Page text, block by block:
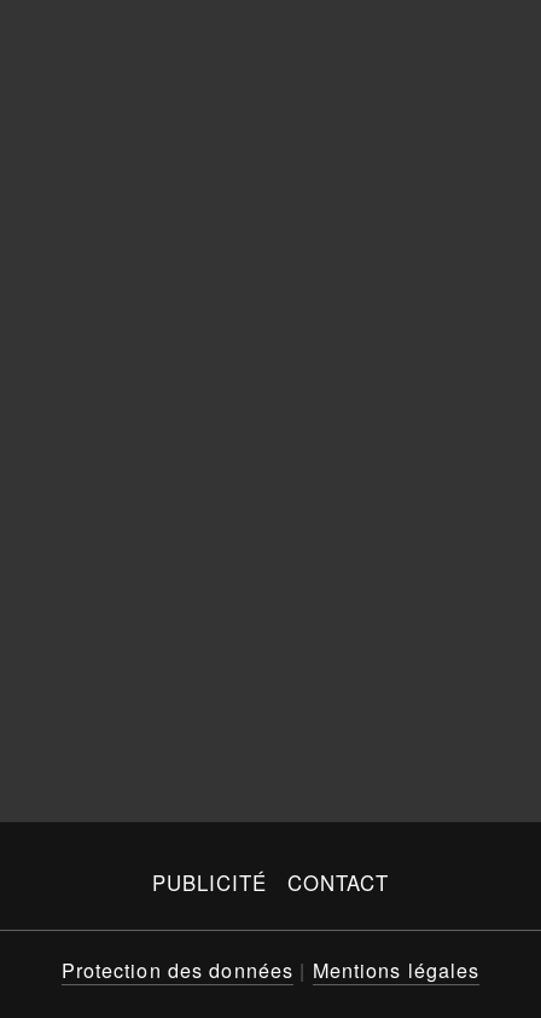
PUBLICITÉ CONTACT
Protection des données | Mentions légales